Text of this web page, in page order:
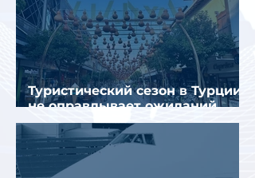
Туристический сезон в Турции
не оправдывает ожиданий
отрасли